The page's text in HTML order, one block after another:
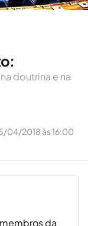
doutrina e na
04/2018 às 16:00
da